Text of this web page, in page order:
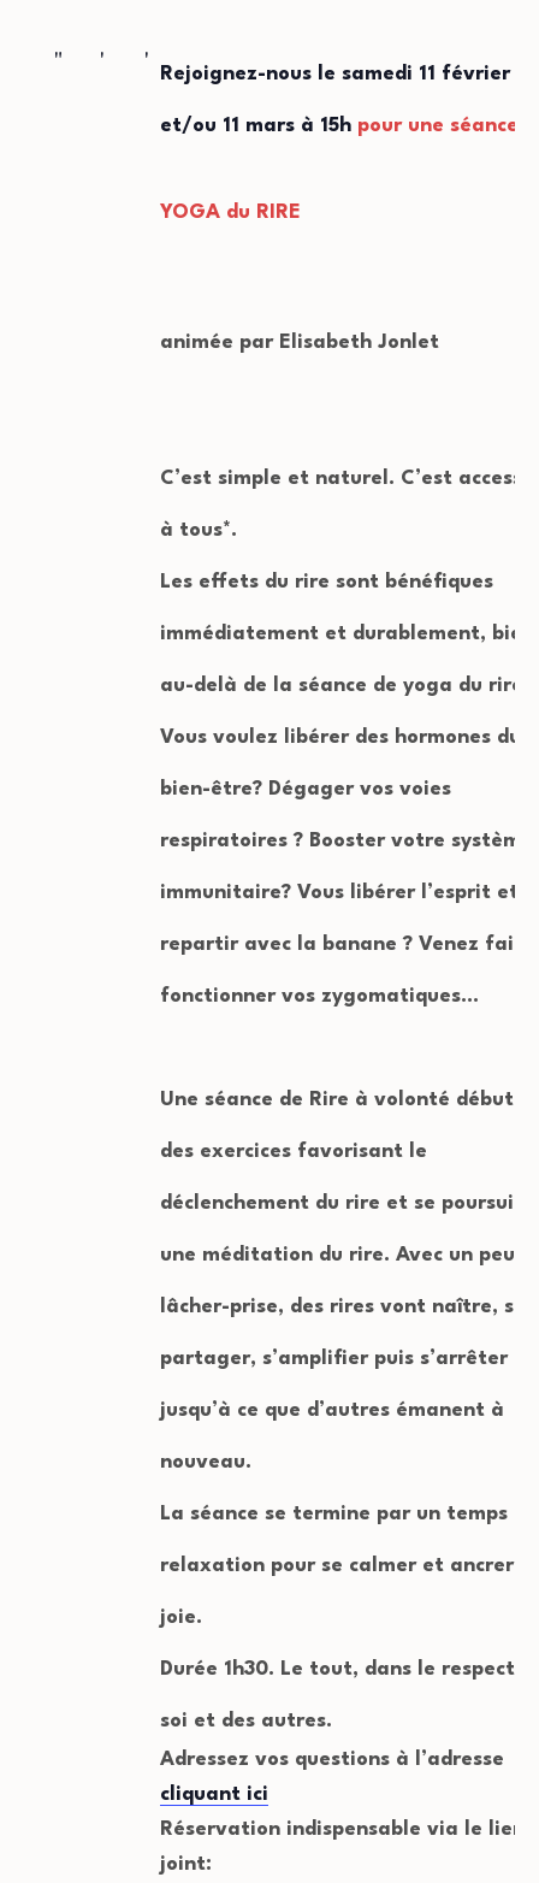
Rejoignez-nous le samedi 11 février
et/ou 11 mars à 15h pour une séance
YOGA du RIRE
animée par Elisabeth Jonlet
C’est simple et naturel. C’est
à tous*.
Les effets du rire sont bénéfiques
immédiatement et durablement, bien
au-delà de la séance de yoga du rire.
Vous voulez libérer des hormones du
bien-être? Dégager vos voies
respiratoires ? Booster votre système
immunitaire? Vous libérer l’esprit et
repartir avec la banane ? Venez faire
fonctionner vos zygomatiques…
Une séance de Rire à volonté débute
des exercices favorisant le
déclenchement du rire et se poursuit
une méditation du rire. Avec un peu
lâcher-prise, des rires vont naître, se
partager, s’amplifier puis s’arrêter
jusqu’à ce que d’autres émanent à
nouveau.
La séance se termine par un temps de
relaxation pour se calmer et ancrer la
joie.
Durée 1h30. Le tout, dans le respect
soi et des autres.
Adressez vos questions à l’adresse
cliquant ici
Réservation indispensable via le lien
joint: